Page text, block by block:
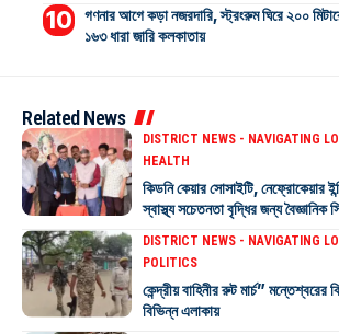
গণনার আগে কড়া নজরদারি, স্ট্রংরুম ঘিরে ২০০
১৬৩ ধারা জারি কলকাতায়
Related News
DISTRICT NEWS - NAVIGATING
HEALTH
কিডনি কেয়ার সোসাইটি, নেফ্রোকেয়ার
স্বাস্থ্য সচেতনতা বৃদ্ধির জন্য বৈজ্ঞানিক
DISTRICT NEWS - NAVIGATING
POLITICS
কেন্দ্রীয় বাহিনীর রুট মার্চ” মন্তেশ্বরের
বিভিন্ন এলাকায়